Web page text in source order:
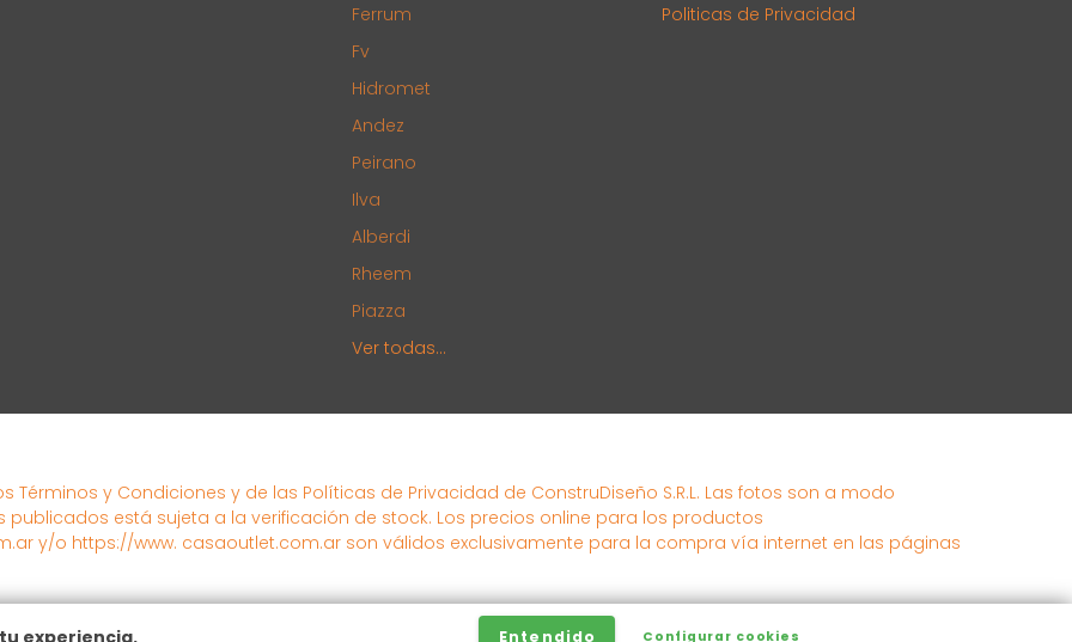
Ferrum
Fv
Hidromet
Andez
Peirano
Ilva
Alberdi
Rheem
Piazza
Ver todas...
Politicas de Privacidad
y Condiciones y de las Políticas de Privacidad de ConstruDiseño S.R.L. Las fotos son a modo
está sujeta a la verificación de stock. Los precios online para los productos
y/o https://www. casaoutlet.com.ar son válidos exclusivamente para la compra vía internet en las páginas
experiencia. Entendido Configurar cookies